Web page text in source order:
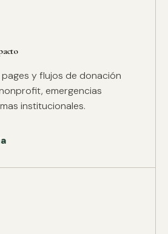
y flujos de donación
emergencias
institucionales.